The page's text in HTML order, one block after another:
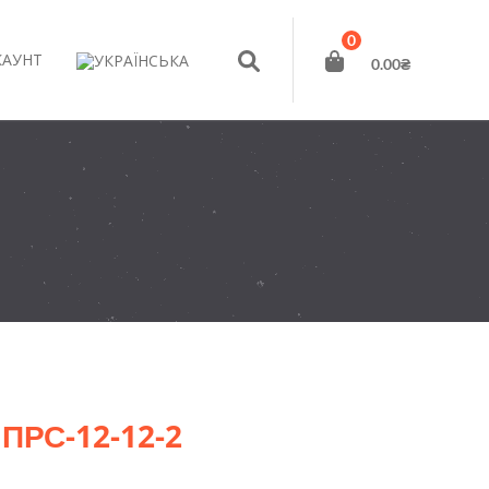
0
0.00₴
12-12-2